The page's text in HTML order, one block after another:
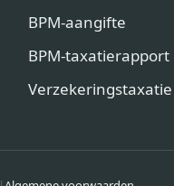
BPM-aangifte
BPM-taxatierapport
Verzekeringstaxatie